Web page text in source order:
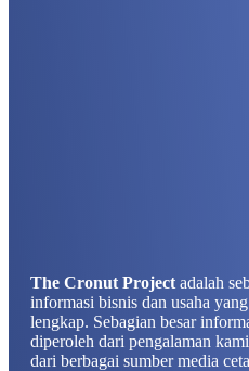
The Cronut Project adalah
informasi bisnis dan usaha
lengkap. Sebagian besar
diperoleh dari pengalaman
dari berbagai sumber media